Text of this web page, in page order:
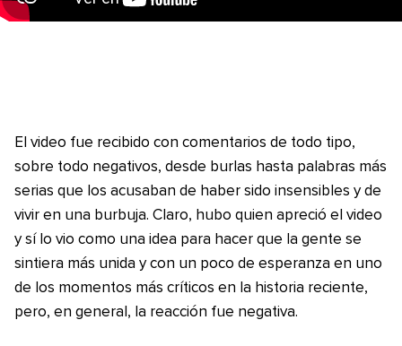
El video fue recibido con comentarios de todo tipo,
sobre todo negativos, desde burlas hasta palabras más
serias que los acusaban de haber sido insensibles y de
vivir en una burbuja. Claro, hubo quien apreció el video
y sí lo vio como una idea para hacer que la gente se
sintiera más unida y con un poco de esperanza en uno
de los momentos más críticos en la historia reciente,
pero, en general, la reacción fue negativa.